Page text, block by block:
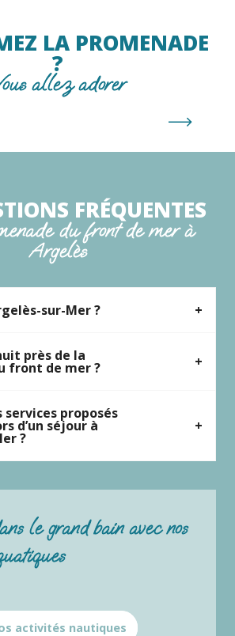
LA PROMENADE
?
allez adorer
FRÉQUENTES
du front de mer à
Argelès
sur-Mer ?
près de la
front de mer ?
services proposés
d’un séjour à
?
le grand bain avec nos
activités nautiques